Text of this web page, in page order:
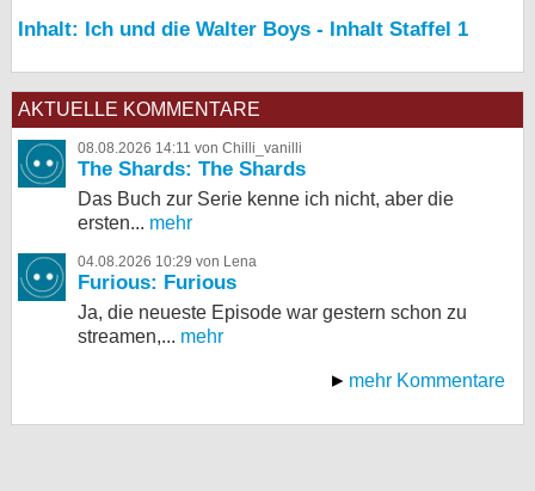
Inhalt: Ich und die Walter Boys - Inhalt Staffel 1
AKTUELLE KOMMENTARE
08.08.2026 14:11 von Chilli_vanilli
The Shards: The Shards
Das Buch zur Serie kenne ich nicht, aber die
ersten... mehr
04.08.2026 10:29 von Lena
Furious: Furious
Ja, die neueste Episode war gestern schon zu
streamen,... mehr
mehr Kommentare